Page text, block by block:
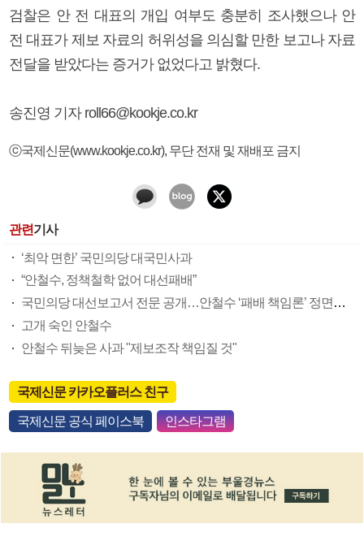
검찰은 안 전 대표의 개입 여부도 충분히 조사했으나 안
전 대표가 제보 자료의 허위성을 의심할 만한 보고나 자료
전달을 받았다는 증거가 없었다고 밝혔다.
송진영 기자 roll66@kookje.co.kr
ⓒ국제신문(www.kookje.co.kr), 무단 전재 및 재배포 금지
관련기사
‘최악 면한’ 국민의당 대국민사과
“안철수, 정책철학 없어 대선패배”
국민의당 대선보고서 전문 공개…안철수 ‘패배 책임론’ 정면돌파
고개 숙인 안철수
안철수 뒤늦은 사과 "제보조작 책임질 것"
국제신문 카카오플러스 친구
국제신문 공식 페이스북 인스타그램